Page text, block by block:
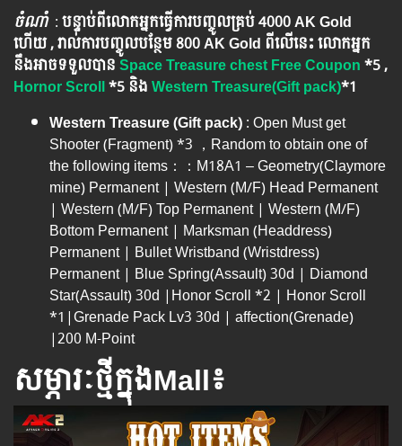
ចំណាំ​​​ :បន្ទាប់ពីលោកអ្នក​ធ្វើការបញ្ចូលគ្រប់ 4000​ AK Gold​
ហើយ , រាល់ការបញ្ចូលបន្ថែម 800 AK​ Gold​​ ពីលើនេះ លោកអ្នក
នឹងអាចទទួលបាន​Space Treasure chest Free Coupon*5 ,
Hornor Scroll*5 និងWestern Treasure(Gift pack)*1
Western Treasure (Gift pack): Open Must get
Shooter (Fragment) *3 ，Random to obtain one of
the following items：：M18A1 – Geometry(Claymore
mine) Permanent | Western (M/F) Head Permanent
| Western (M/F) Top Permanent | Western (M/F)
Bottom Permanent | Marksman (Headdress)
Permanent | Bullet Wristband (Wristdress)
Permanent | Blue Spring(Assault) 30d | Diamond
Star(Assault) 30d |Honor Scroll *2 | Honor Scroll
*1|Grenade Pack Lv3 30d | affection(Grenade)
|200 M-Point
សម្ភារៈថ្មីក្នុងMall៖